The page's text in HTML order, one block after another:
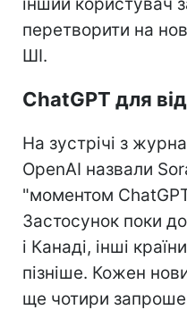
перетворити на
ШІ.
ChatGPT для
На зустрічі з
OpenAI назвали
"моментом
Застосунок поки
і Канаді, інші
пізніше. Кожен
ще чотири